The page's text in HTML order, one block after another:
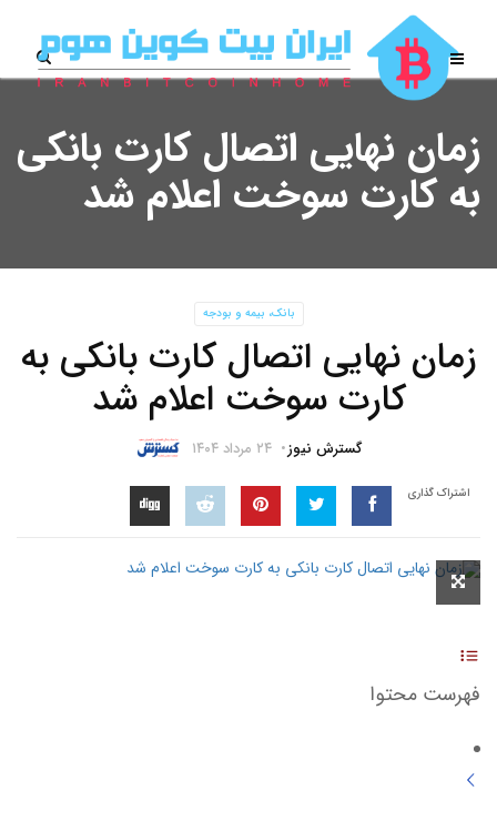
زمان نهایی اتصال کارت بانکی
به کارت سوخت اعلام شد
بانک، بیمه و بودجه
زمان نهایی اتصال کارت بانکی به
کارت سوخت اعلام شد
گسترش نیوز ۲۴ مرداد ۱۴۰۴
اشتراک گذاری
فهرست محتوا